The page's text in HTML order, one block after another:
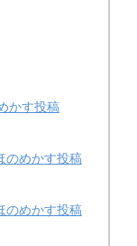
かす投稿
のめかす投稿
のめかす投稿